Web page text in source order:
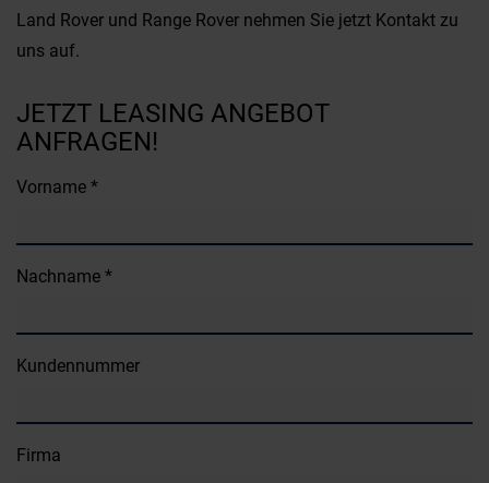
Land Rover und Range Rover nehmen Sie jetzt Kontakt zu
uns auf.
JETZT LEASING ANGEBOT
ANFRAGEN!
Vorname *
Nachname *
Kundennummer
Firma